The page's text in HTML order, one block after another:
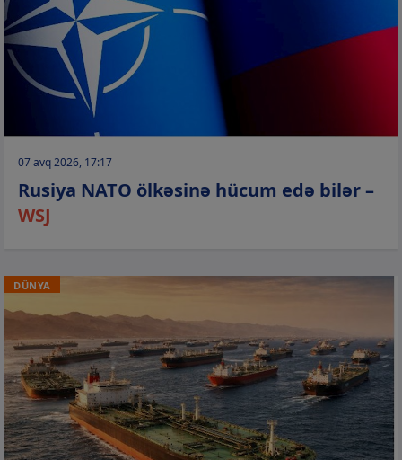
07 avq 2026, 17:17
Rusiya NATO ölkəsinə hücum edə bilər –
WSJ
DÜNYA